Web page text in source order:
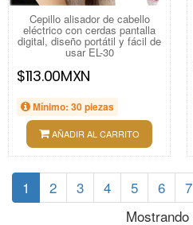
Cepillo alisador de cabello
eléctrico con cerdas pantalla
digital, diseño portátil y fácil de
usar EL-30
$113.00MXN
Mínimo: 30 piezas
AÑADIR AL CARRITO
1 2 3 4 5 6 7